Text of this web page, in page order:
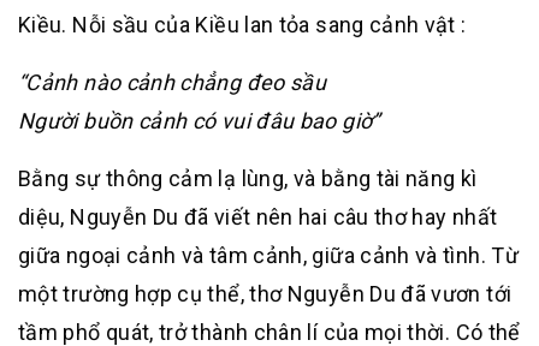
Kiều. Nỗi sầu của Kiều lan tỏa sang cảnh vật :
“Cảnh nào cảnh chẳng đeo sầu
Người buồn cảnh có vui đâu bao giờ”
Bằng sự thông cảm lạ lùng, và bằng tài năng kì
diệu, Nguyễn Du đã viết nên hai câu thơ hay nhất
giữa ngoại cảnh và tâm cảnh, giữa cảnh và tình. Từ
một trường hợp cụ thể, thơ Nguyễn Du đã vươn tới
tầm phổ quát, trở thành chân lí của mọi thời. Có thể